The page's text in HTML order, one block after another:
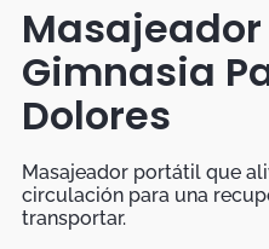
Gimnasia
Dolores
Masajeador portátil que
circulación para una
transportar.
Duvet
Botas
Dko